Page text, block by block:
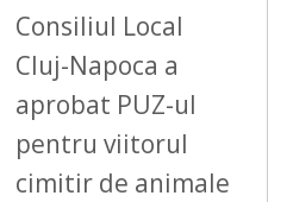
Consiliul Local
Cluj-Napoca a
aprobat PUZ-ul
pentru viitorul
cimitir de animale